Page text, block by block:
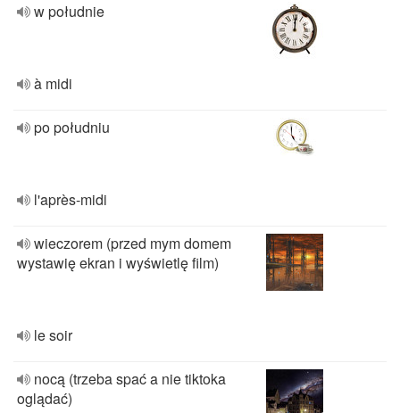
w południe
à midi
po południu
l'après-midi
wieczorem (przed mym domem
wystawię ekran i wyświetlę film)
le soir
nocą (trzeba spać a nie tiktoka
oglądać)